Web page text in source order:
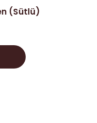
(Sütlü)